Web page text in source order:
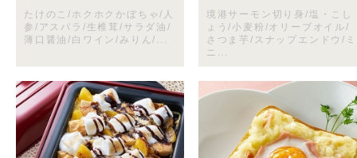
たけのこ/ホクホクかぼちゃ/人
参/アスパラ/生椎茸/サラダ油/
薄口醤油/白ワイン/みりん/...
境港サーモン切り身/塩・こし
ょう/小麦粉/オリーブオイル/
さつま芋/スナップエンドウ/ミ
ニ...